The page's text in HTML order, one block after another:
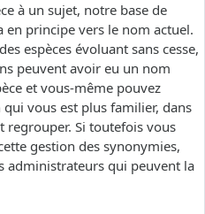
à un sujet, notre base de
en principe vers le nom actuel.
espèces évoluant sans cesse,
peuvent avoir eu un nom
et vous-même pouvez
vous est plus familier, dans
regrouper. Si toutefois vous
gestion des synonymies,
administrateurs qui peuvent la